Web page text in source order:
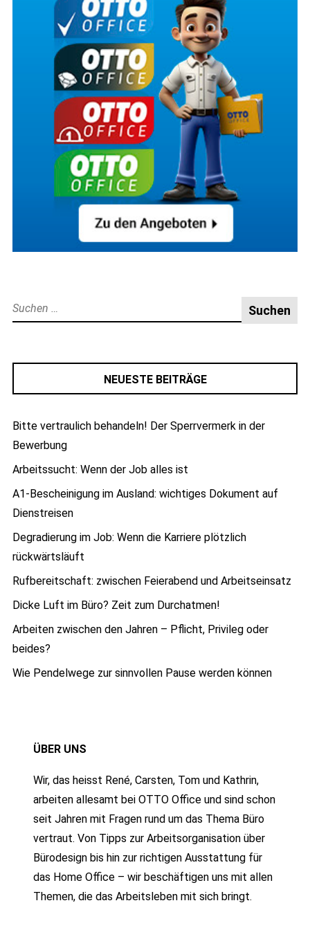
Suche
nach:
NEUESTE BEITRÄGE
Bitte vertraulich behandeln! Der Sperrvermerk in der
Bewerbung
Arbeitssucht: Wenn der Job alles ist
A1-Bescheinigung im Ausland: wichtiges Dokument auf
Dienstreisen
Degradierung im Job: Wenn die Karriere plötzlich
rückwärtsläuft
Rufbereitschaft: zwischen Feierabend und Arbeitseinsatz
Dicke Luft im Büro? Zeit zum Durchatmen!
Arbeiten zwischen den Jahren – Pflicht, Privileg oder
beides?
Wie Pendelwege zur sinnvollen Pause werden können
ÜBER UNS
Wir, das heisst René, Carsten, Tom und Kathrin,
arbeiten allesamt bei OTTO Office und sind schon
seit Jahren mit Fragen rund um das Thema Büro
vertraut. Von Tipps zur Arbeitsorganisation über
Bürodesign bis hin zur richtigen Ausstattung für
das Home Office – wir beschäftigen uns mit allen
Themen, die das Arbeitsleben mit sich bringt.